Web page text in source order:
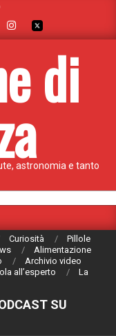
di
astronomia e tanto
Curiosità
Pillole
Alimentazione
Archivio video
all’esperto
La
SU